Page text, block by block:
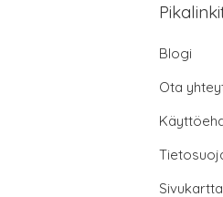
Blogi
Ota
Sivukartta